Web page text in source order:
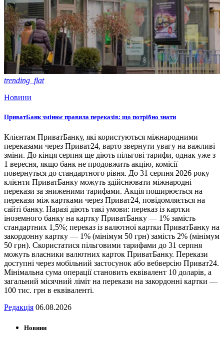
trending_flat
Новини
ПриватБанк змінює правила переказів: що потрібно знати
Клієнтам ПриватБанку, які користуються міжнародними
переказами через Приват24, варто звернути увагу на важливі
зміни. До кінця серпня ще діють пільгові тарифи, однак уже з
1 вересня, якщо банк не продовжить акцію, комісії
повернуться до стандартного рівня. До 31 серпня 2026 року
клієнти ПриватБанку можуть здійснювати міжнародні
перекази за зниженими тарифами. Акція поширюється на
перекази між картками через Приват24, повідомляється на
сайті банку. Наразі діють такі умови: переказ із картки
іноземного банку на картку ПриватБанку — 1% замість
стандартних 1,5%; переказ із валютної картки ПриватБанку на
закордонну картку — 1% (мінімум 50 грн) замість 2% (мінімум
50 грн). Скористатися пільговими тарифами до 31 серпня
можуть власники валютних карток ПриватБанку. Перекази
доступні через мобільний застосунок або вебверсію Приват24.
Мінімальна сума операції становить еквівалент 10 доларів, а
загальний місячний ліміт на перекази на закордонні картки —
100 тис. грн в еквіваленті.
Редакція 06.08.2026
Новини